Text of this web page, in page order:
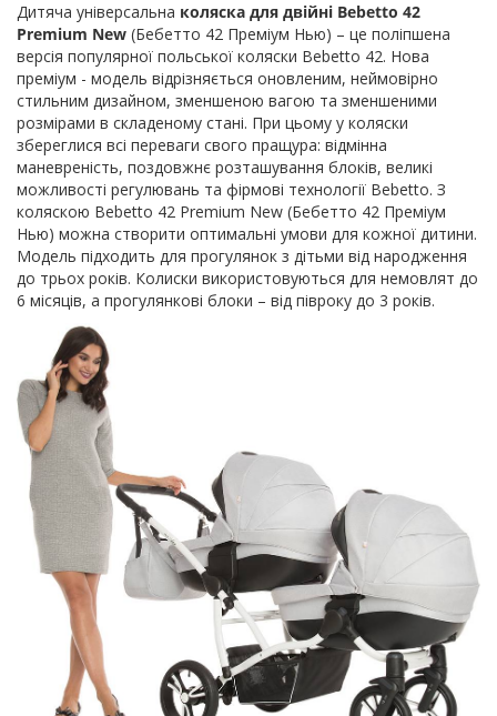
Дитяча універсальна коляска для двійні Bebetto 42
Premium New (Бебетто 42 Преміум Нью) – це поліпшена
версія популярної польської коляски Bebetto 42. Нова
преміум - модель відрізняється оновленим, неймовірно
стильним дизайном, зменшеною вагою та зменшеними
розмірами в складеному стані. При цьому у коляски
збереглися всі переваги свого пращура: відмінна
маневреність, поздовжнє розташування блоків, великі
можливості регулювань та фірмові технології Bebetto. З
коляскою Bebetto 42 Premium New (Бебетто 42 Преміум
Нью) можна створити оптимальні умови для кожної дитини.
Модель підходить для прогулянок з дітьми від народження
до трьох років. Колиски використовуються для немовлят до
6 місяців, а прогулянкові блоки – від півроку до 3 років.